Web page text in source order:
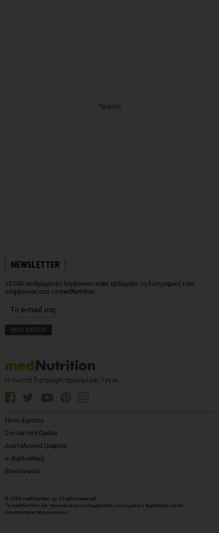
Προβολή
NEWSLETTER
15.000 συνδρομητές λαμβάνουν κάθε εβδομάδα τη διατροφική τους
ενημέρωση από το medNutrition.
Η σωστή διατροφή προσφέρει Υγεία
Ποιοι Είμαστε
Συντακτική Ομάδα
Διαιτολογικά Γραφεία
e- Βιβλιοθήκη
Επικοινωνία
© 2026 medNutrition.gr. All rights reserved.
Το medNutrition δεν παρέχει ιατρικές συμβουλές, διαγνώσεις ή θεραπείες. Δείτε
περισσότερες πληροφορίες